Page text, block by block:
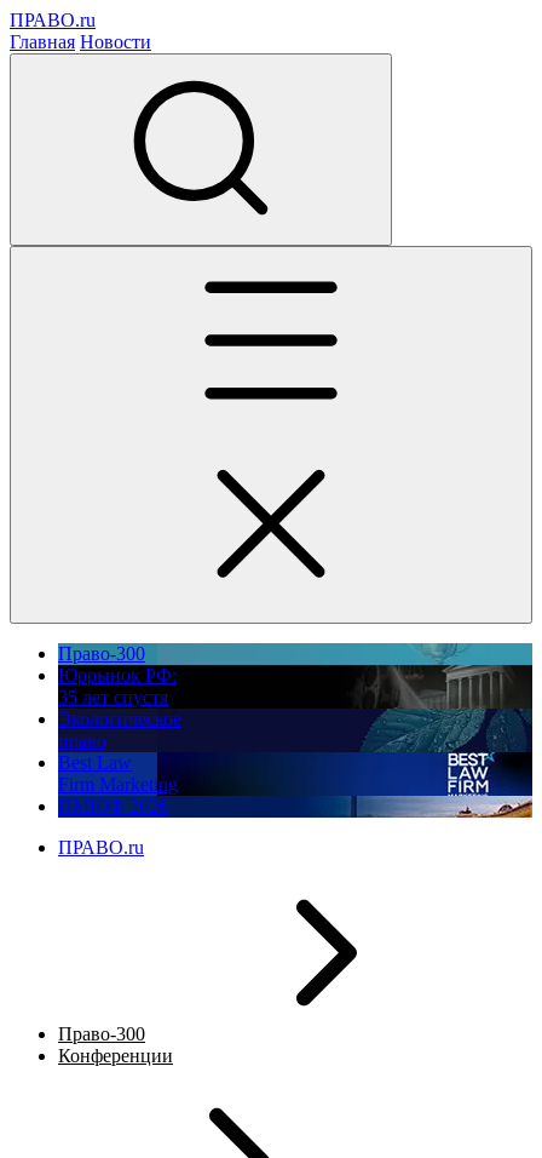
ПРАВО.ru
Главная Новости
Право-300
Юррынок РФ:
35 лет спустя
Экологическое
право
Best Law
Firm Marketing
ПМЮФ 2026
ПРАВО.ru
Право-300
Конференции